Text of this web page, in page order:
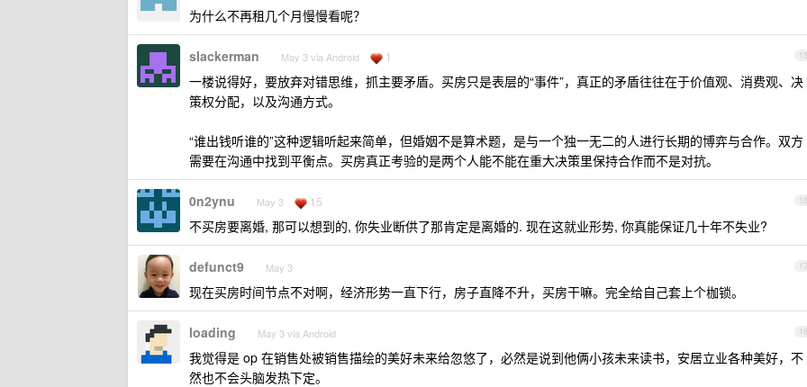
为什么不再租几个月慢慢看呢？
15
slackerman May 3 via Android 1
一楼说得好，要放弃对错思维，抓主要矛盾。买房只是表层的“事件”，真正的矛盾往往在于价值观、消费观、决
策权分配，以及沟通方式。
“谁出钱听谁的”这种逻辑听起来简单，但婚姻不是算术题，是与一个独一无二的人进行长期的博弈与合作。双方
需要在沟通中找到平衡点。买房真正考验的是两个人能不能在重大决策里保持合作而不是对抗。
16
0n2ynu May 3 15
不买房要离婚, 那可以想到的, 你失业断供了那肯定是离婚的. 现在这就业形势, 你真能保证几十年不失业?
17
defunct9 May 3
现在买房时间节点不对啊，经济形势一直下行，房子直降不升，买房干嘛。完全给自己套上个枷锁。
18
loading May 3 via Android
我觉得是 op 在销售处被销售描绘的美好未来给忽悠了，必然是说到他俩小孩未来读书，安居立业各种美好，不
然也不会头脑发热下定。